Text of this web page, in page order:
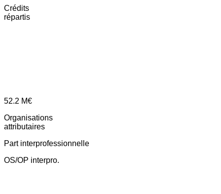
Crédits
répartis
52.2 M€
Organisations
attributaires
Part interprofessionnelle
OS/OP interpro.